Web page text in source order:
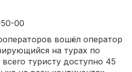
00
вошёл оператор
на турах по
туристу доступно 45